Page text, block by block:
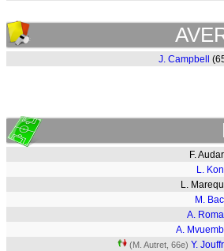
J. Campbell
F.
L.
L.
M.
A.
A.
(M. Autret, 66e) Y.